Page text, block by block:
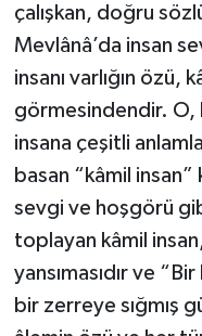
çalışkan, doğru
Mevlânâ’da insan
insanı varlığın özü,
görmesindendir. O,
insana çeşitli
basan “kâmil insan”
sevgi ve hoşgörü
toplayan kâmil
yansımasıdır ve
bir zerreye sığmış
Sakarya
Samsun
Siirt Müftülüğü
Sinop
Sivas Müftülüğü